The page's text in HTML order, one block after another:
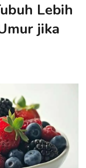
Lebih
jika